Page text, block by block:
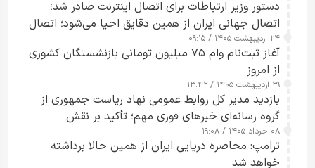
دستور وزیر ارتباطات برای اتصال اینترنت صادر شد؛
اتصال جهانی ایران از همین دقایق احیا می‌شود؛ اتصال
کامل مردم تا ۲۴ ساعت آینده
۲۴ اردیبهشت ۱۴۰۵ / ۰۹:۱۵
آغاز ثبت‌نام وام ۷۵ میلیون تومانی بازنشستگان کشوری
از امروز
۲۹ اردیبهشت ۱۴۰۵ / ۱۳:۴۲
بازدید مدیر کل روابط عمومی نهاد ریاست جمهوری از
گروه رسانه‌ای خبرهای فوری مهم؛ تأکید بر نقش
رسانه‌های هوشمند و مسئول در ارتقای آگاهی عمومی
۰۸ خرداد ۱۴۰۵ / ۱۹:۰۸
ترامپ: محاصره دریایی ایران از همین حالا برداشته
خواهد شد